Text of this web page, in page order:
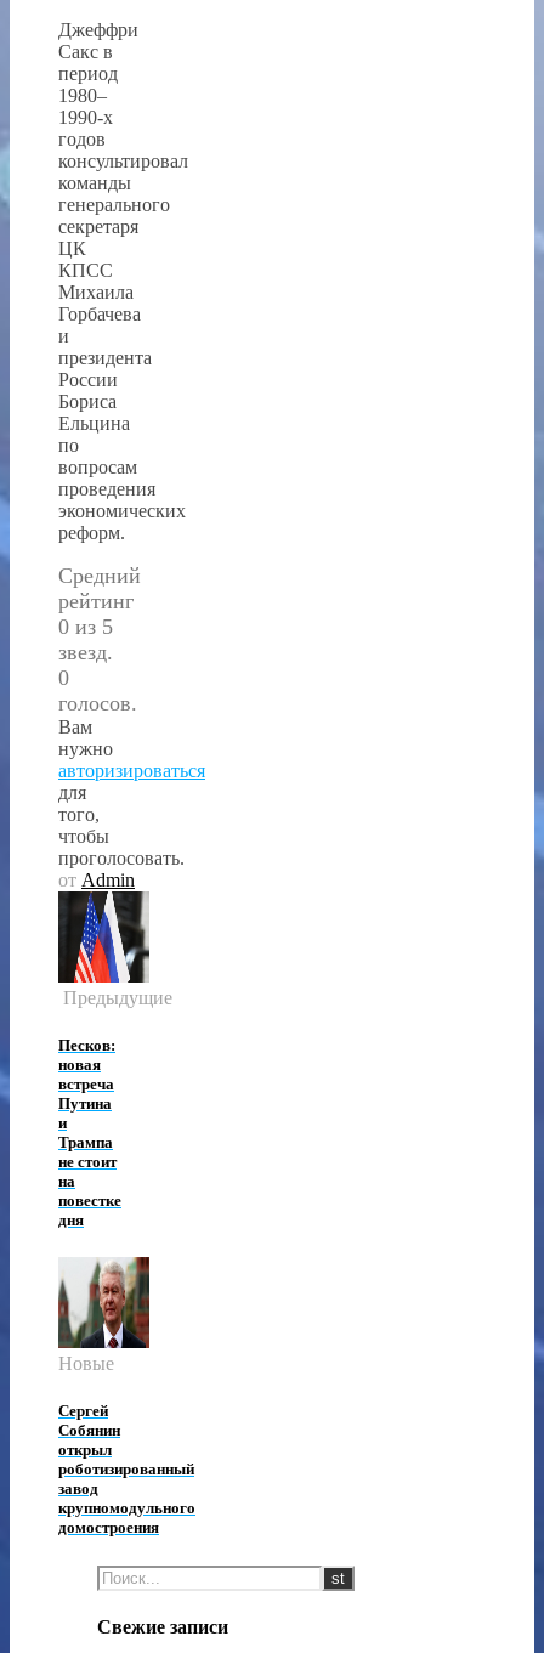
Джеффри
Сакс в
период
1980–
1990-х
годов
консультировал
команды
генерального
секретаря
ЦК
КПСС
Михаила
Горбачева
и
президента
России
Бориса
Ельцина
по
вопросам
проведения
экономических
реформ.
Средний
рейтинг
0 из 5
звезд.
0
голосов.
Вам
нужно
авторизироваться
для
того,
чтобы
проголосовать.
от Admin
Предыдущие
Песков:
новая
встреча
Путина
и
Трампа
не стоит
на
повестке
дня
Новые
Сергей
Собянин
открыл
роботизированный
завод
крупномодульного
домостроения
Свежие записи